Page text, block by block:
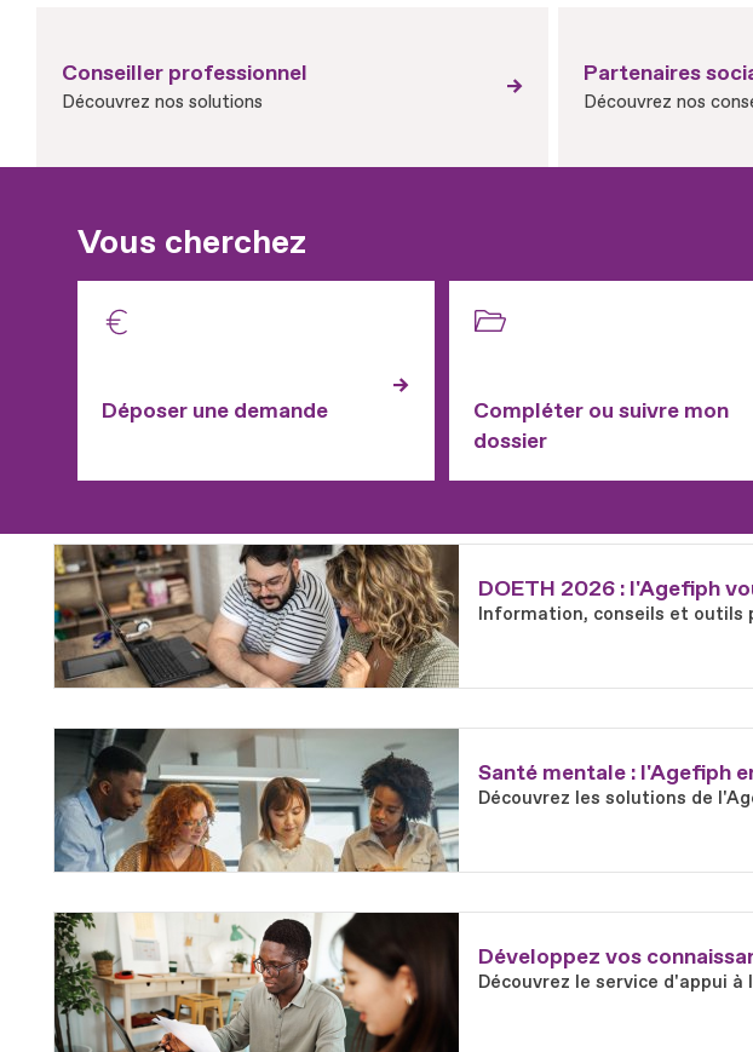
Conseiller professionnel
Découvrez nos solutions
Partenaires
Découvrez nos
Vous cherchez
Déposer une demande
Compléter ou suivre mon
dossier
DOETH 2026 : l'Agefiph
Information, conseils et outils
En savoir plus
Fichier
Santé mentale : l'Agefiph
Découvrez les solutions de
En savoir plus
Fichier
Développez vos
Découvrez le service d'appui
En savoir plus
Fichier